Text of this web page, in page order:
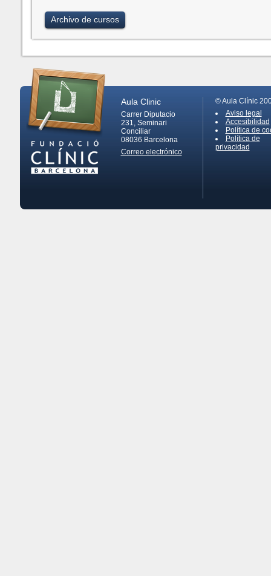
Archivo de cursos
Aula Clinic
Carrer Diputacio
231, Seminari
Conciliar
08036 Barcelona
Correo electrónico
© Aula Clínic
Aviso legal
Accesibilidad
Política de
Política de
privacidad